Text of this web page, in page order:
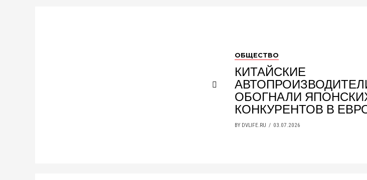
ОБЩЕСТВО
КИТАЙСКИЕ
ОБОГНАЛИ
КОНКУРЕНТОВ В
BY DVLIFE.RU 03.07.2026